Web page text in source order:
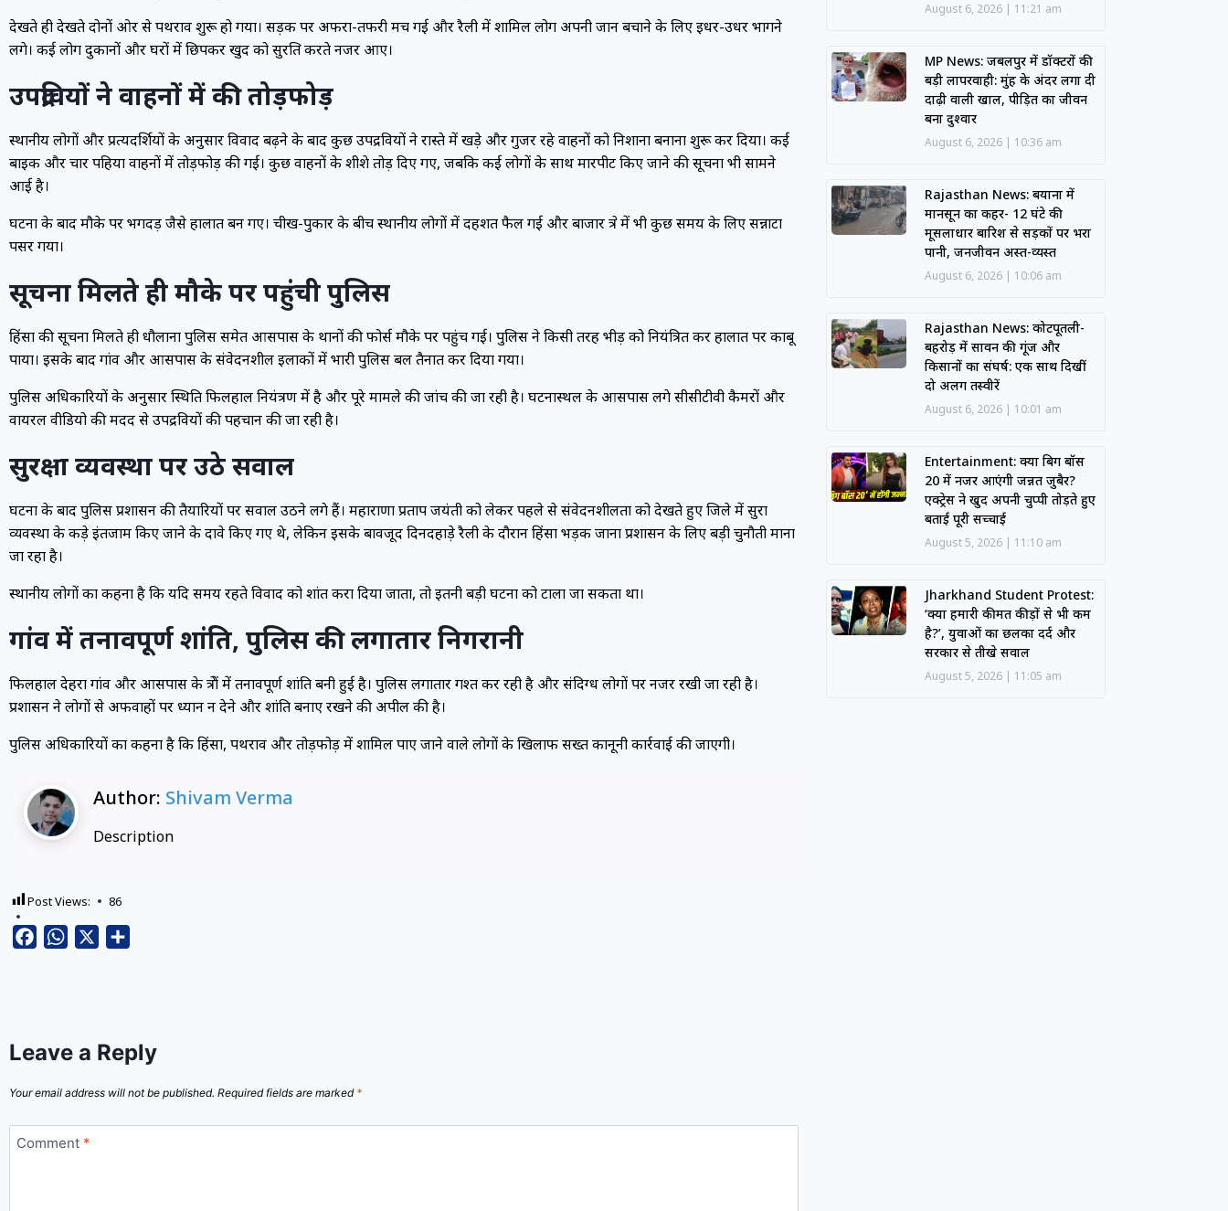
देखते ही देखते दोनों ओर से पथराव शुरू हो गया। सड़क पर अफरा-तफरी मच गई और रैली में शामिल लोग अपनी जान बचाने के लिए इधर-उधर भागने
लगे। कई लोग दुकानों और घरों में छिपकर खुद को सुरक्षित करते नजर आए।
उपद्रवियों ने वाहनों में की तोड़फोड़
स्थानीय लोगों और प्रत्यक्षदर्शियों के अनुसार विवाद बढ़ने के बाद कुछ उपद्रवियों ने रास्ते में खड़े और गुजर रहे वाहनों को निशाना बनाना शुरू कर दिया। कई
बाइक और चार पहिया वाहनों में तोड़फोड़ की गई। कुछ वाहनों के शीशे तोड़ दिए गए, जबकि कई लोगों के साथ मारपीट किए जाने की सूचना भी सामने
आई है।
घटना के बाद मौके पर भगदड़ जैसे हालात बन गए। चीख-पुकार के बीच स्थानीय लोगों में दहशत फैल गई और बाजार क्षेत्र में भी कुछ समय के लिए सन्नाटा
पसर गया।
सूचना मिलते ही मौके पर पहुंची पुलिस
हिंसा की सूचना मिलते ही धौलाना पुलिस समेत आसपास के थानों की फोर्स मौके पर पहुंच गई। पुलिस ने किसी तरह भीड़ को नियंत्रित कर हालात पर काबू
पाया। इसके बाद गांव और आसपास के संवेदनशील इलाकों में भारी पुलिस बल तैनात कर दिया गया।
पुलिस अधिकारियों के अनुसार स्थिति फिलहाल नियंत्रण में है और पूरे मामले की जांच की जा रही है। घटनास्थल के आसपास लगे सीसीटीवी कैमरों और
वायरल वीडियो की मदद से उपद्रवियों की पहचान की जा रही है।
सुरक्षा व्यवस्था पर उठे सवाल
घटना के बाद पुलिस प्रशासन की तैयारियों पर सवाल उठने लगे हैं। महाराणा प्रताप जयंती को लेकर पहले से संवेदनशीलता को देखते हुए जिले में सुरक्षा
व्यवस्था के कड़े इंतजाम किए जाने के दावे किए गए थे, लेकिन इसके बावजूद दिनदहाड़े रैली के दौरान हिंसा भड़क जाना प्रशासन के लिए बड़ी चुनौती माना
जा रहा है।
स्थानीय लोगों का कहना है कि यदि समय रहते विवाद को शांत करा दिया जाता, तो इतनी बड़ी घटना को टाला जा सकता था।
गांव में तनावपूर्ण शांति, पुलिस की लगातार निगरानी
फिलहाल देहरा गांव और आसपास के क्षेत्रों में तनावपूर्ण शांति बनी हुई है। पुलिस लगातार गश्त कर रही है और संदिग्ध लोगों पर नजर रखी जा रही है।
प्रशासन ने लोगों से अफवाहों पर ध्यान न देने और शांति बनाए रखने की अपील की है।
पुलिस अधिकारियों का कहना है कि हिंसा, पथराव और तोड़फोड़ में शामिल पाए जाने वाले लोगों के खिलाफ सख्त कानूनी कार्रवाई की जाएगी।
Author: Shivam Verma
Description
Post Views: 86
FacebookWhatsApp
Leave a Reply
Your email address will not be published. Required fields are marked *
Comment *
August 6, 2026 11:21 am
MP News: जबलपुर में डॉक्टरों की
बड़ी लापरवाही: मुंह के अंदर लगा दी
दाढ़ी वाली खाल, पीड़ित का जीवन
बना दुश्वार
August 6, 2026 10:36 am
Rajasthan News: बयाना में
मानसून का कहर- 12 घंटे की
मूसलाधार बारिश से सड़कों पर भरा
पानी, जनजीवन अस्त-व्यस्त
August 6, 2026 10:06 am
Rajasthan News: कोटपूतली-
बहरोड़ में सावन की गूंज और
किसानों का संघर्ष: एक साथ दिखीं
दो अलग तस्वीरें
August 6, 2026 10:01 am
Entertainment: क्या बिग बॉस
20 में नजर आएंगी जन्नत जुबैर?
एक्ट्रेस ने खुद अपनी चुप्पी तोड़ते हुए
बताई पूरी सच्चाई
August 5, 2026 11:10 am
Jharkhand Student Protest:
‘क्या हमारी कीमत कीड़ों से भी कम
है?’, युवाओं का छलका दर्द और
सरकार से तीखे सवाल
August 5, 2026 11:05 am